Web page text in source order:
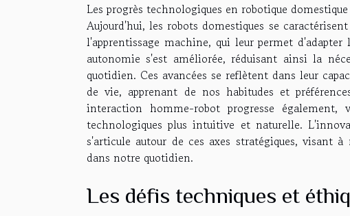
Les progrès technologiques en robotique
Aujourd'hui, les robots domestiques se
l'apprentissage machine, qui leur permet
autonomie s'est améliorée, réduisant ainsi la
quotidien. Ces avancées se reflètent dans leur
de vie, apprenant de nos habitudes et
interaction homme-robot progresse
technologiques plus intuitive et naturelle.
s'articule autour de ces axes stratégiques, visant
dans notre quotidien.
Les défis techniques et